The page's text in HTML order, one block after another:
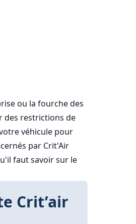
ou la fourche des
des restrictions de
véhicule pour
par Crit'Air
faut savoir sur le
Crit’air